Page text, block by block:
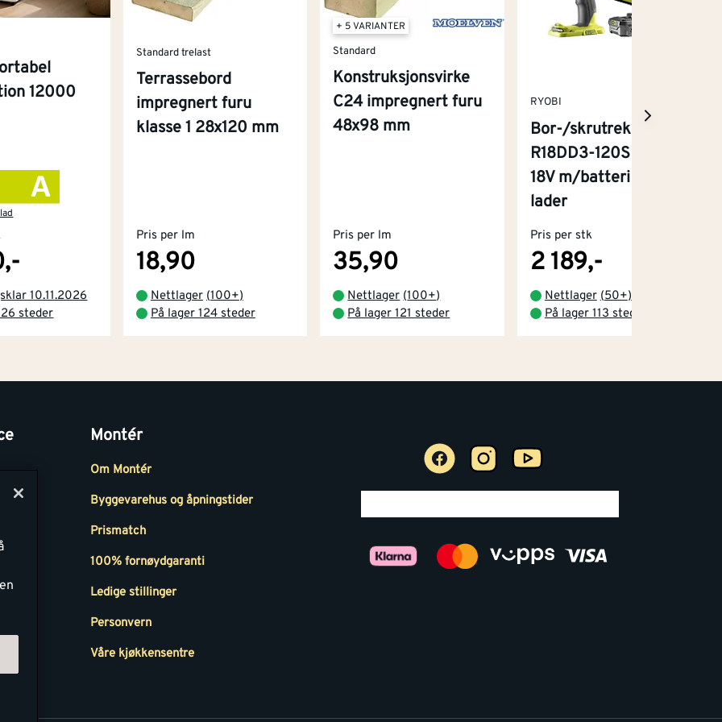
12000
10.11.2026
steder
Standard trelast
Terrassebord
impregnert furu
klasse 1 28x120 mm
Pris per lm
18,90
Nettlager (100+)
På lager 124 steder
+ 5 VARIANTER
Standard
Konstruksjonsvirke
C24 impregnert furu
48x98 mm
Pris per lm
35,90
Nettlager (100+)
På lager 121 steder
RYOBI
Bor-/skrutrekker
R18DD3-120S One+
18V m/batteri og
lader
Pris per stk
2 189,-
Nettlager (50+)
På lager 113 steder
Montér
Om Montér
Byggevarehus og åpningstider
Prismatch
100% fornøydgaranti
Ledige stillinger
Personvern
Våre kjøkkensentre